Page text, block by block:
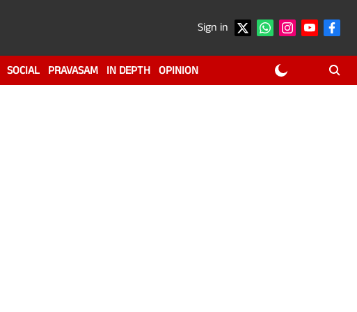
Sign in
SOCIAL PRAVASAM IN DEPTH OPINION